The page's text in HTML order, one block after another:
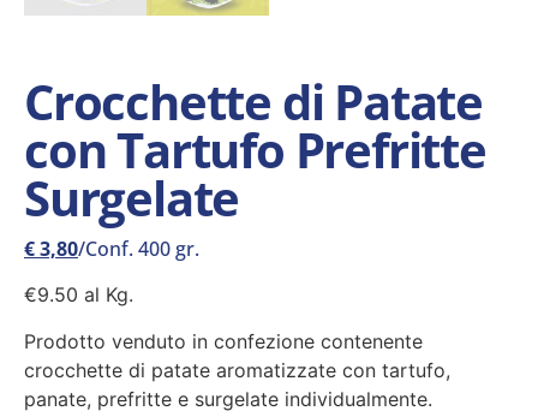
Crocchette di Patate
con Tartufo Prefritte
Surgelate
€3,80/Conf. 400 gr.
€9.50 al Kg.
Prodotto venduto in confezione contenente
crocchette di patate aromatizzate con tartufo,
panate, prefritte e surgelate individualmente.